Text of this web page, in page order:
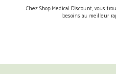
Chez Shop Medical Discount, vous
besoins au meilleur